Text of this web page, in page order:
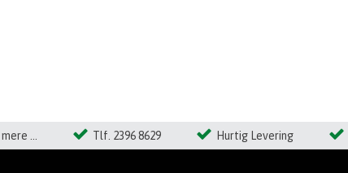
... Tlf. 2396 8629 Hurtig Levering